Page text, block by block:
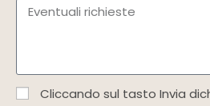
Cliccando sul tasto Invia